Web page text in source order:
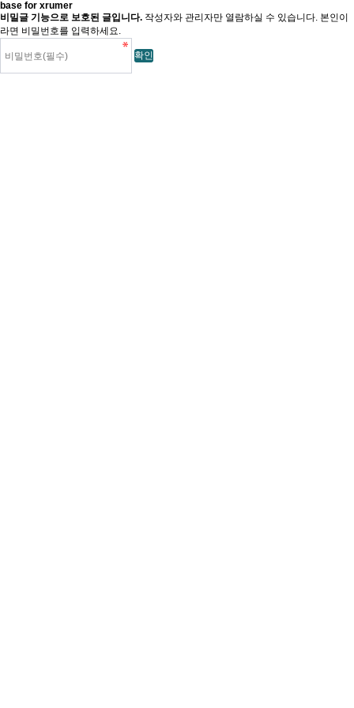
base for xrumer
비밀글 기능으로 보호된 글입니다. 작성자와 관리자만 열람하실 수 있습니다. 본인이
라면 비밀번호를 입력하세요.